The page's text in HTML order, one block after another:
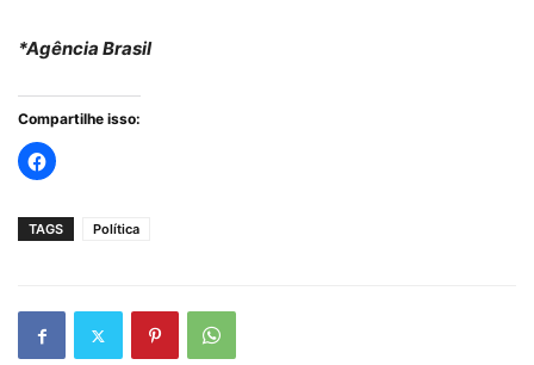
*Agência Brasil
Compartilhe isso:
TAGS Política